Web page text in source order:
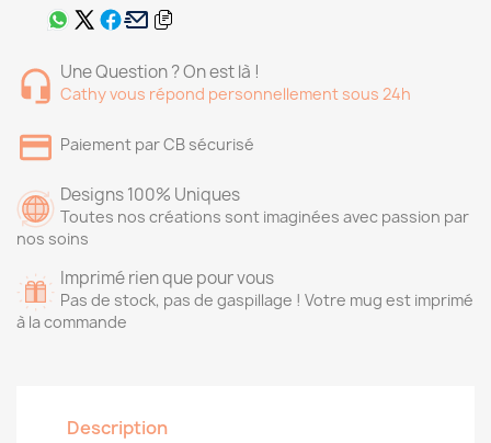
Une Question ? On est là !
Cathy vous répond personnellement sous 24h
Paiement par CB sécurisé
Designs 100% Uniques
Toutes nos créations sont imaginées avec passion par
nos soins
Imprimé rien que pour vous
Pas de stock, pas de gaspillage ! Votre mug est imprimé
à la commande
Description